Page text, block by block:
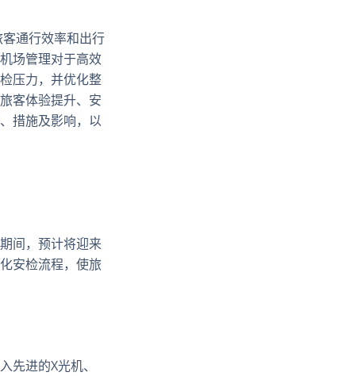
通行效率和出行
场管理对于高效
压力，并优化整
客体验提升、安
措施及影响，以
间，预计将迎来
安检流程，使旅
进的X光机、